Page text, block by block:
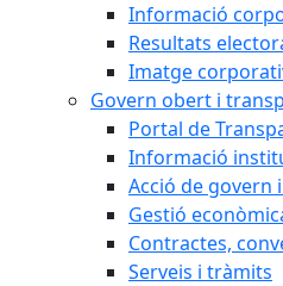
Informació
Resultats
Imatge
Govern obert i
Portal de
Informació
Acció de govern
Gestió
Contractes,
Serveis i tràmits